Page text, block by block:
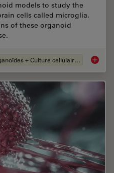
models to study the
cells called microglia,
of these organoid
Organoïdes + Culture cellulaire en 3D